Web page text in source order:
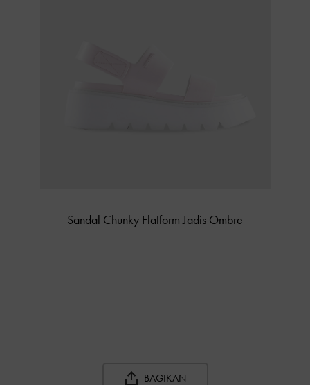
Sandal Chunky Flatform Jadis Ombre
BAGIKAN